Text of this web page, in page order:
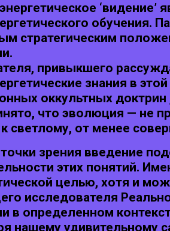
обучения.
стратегическим
привыкшего
знания в
оккультных
что эволюция — не
светлому, от менее
зрения введение
этих понятий.
целью, хотя и
исследователя
в определенном
нашему удивительному